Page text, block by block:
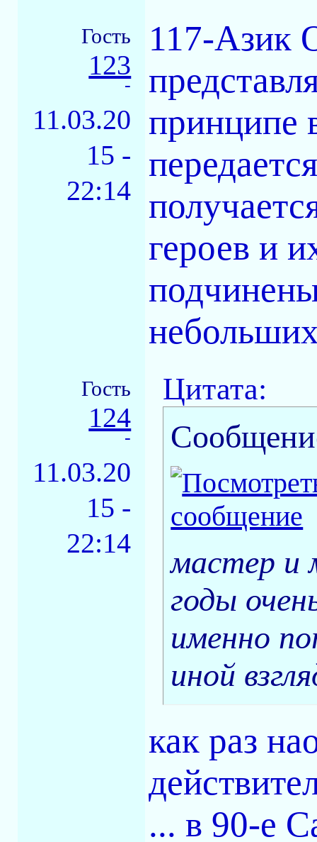
Гость
123
-
11.03.20
15 -
22:14
117-Азик
принципе
героев и
Гость
124
-
11.03.20
15 -
22:14
Цитата:
мастер и
годы
именно
иной
как раз
... в 90-е